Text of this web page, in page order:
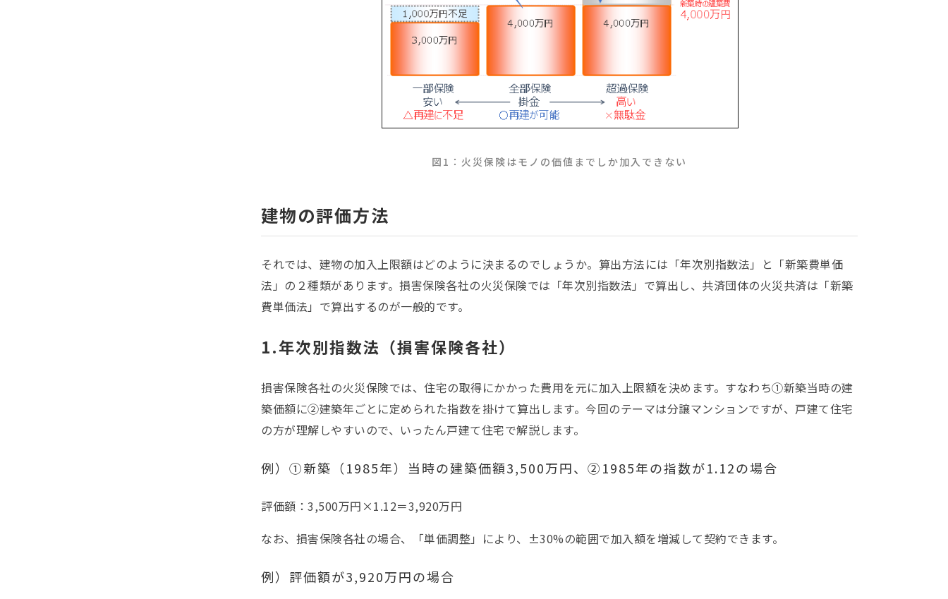
図1：火災保険はモノの価値までしか加入できない
建物の評価方法
それでは、建物の加入上限額はどのように決まるのでしょうか。算出方法には「年次別指数法」と「新築費単価
法」の２種類があります。損害保険各社の火災保険では「年次別指数法」で算出し、共済団体の火災共済は「新築
費単価法」で算出するのが一般的です。
1.年次別指数法（損害保険各社）
損害保険各社の火災保険では、住宅の取得にかかった費用を元に加入上限額を決めます。すなわち①新築当時の建
築価額に②建築年ごとに定められた指数を掛けて算出します。今回のテーマは分譲マンションですが、戸建て住宅
の方が理解しやすいので、いったん戸建て住宅で解説します。
例）①新築（1985年）当時の建築価額3,500万円、②1985年の指数が1.12の場合
評価額：3,500万円×1.12＝3,920万円
なお、損害保険各社の場合、「単価調整」により、±30%の範囲で加入額を増減して契約できます。
例）評価額が3,920万円の場合